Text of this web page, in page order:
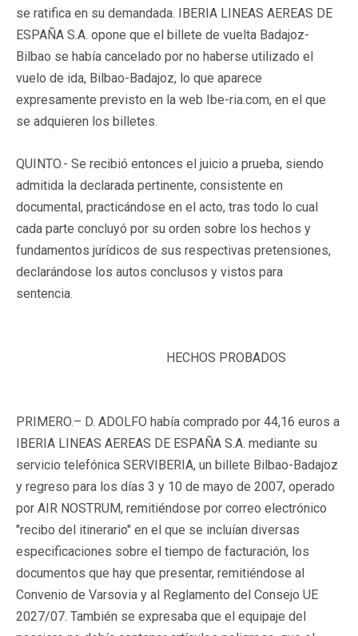
se ratifica en su demandada. IBERIA LINEAS AEREAS DE
ESPAÑA S.A. opone que el billete de vuelta Badajoz-
Bilbao se había cancelado por no haberse utilizado el
vuelo de ida, Bilbao-Badajoz, lo que aparece
expresamente previsto en la web Ibe-ria.com, en el que
se adquieren los billetes.
QUINTO.- Se recibió entonces el juicio a prueba, siendo
admitida la declarada pertinente, consistente en
documental, practicándose en el acto, tras todo lo cual
cada parte concluyó por su orden sobre los hechos y
fundamentos jurídicos de sus respectivas pretensiones,
declarándose los autos conclusos y vistos para
sentencia.
HECHOS PROBADOS
PRIMERO.– D. ADOLFO había comprado por 44,16 euros a
IBERIA LINEAS AEREAS DE ESPAÑA S.A. mediante su
servicio telefónica SERVIBERIA, un billete Bilbao-Badajoz
y regreso para los días 3 y 10 de mayo de 2007, operado
por AIR NOSTRUM, remitiéndose por correo electrónico
"recibo del itinerario" en el que se incluían diversas
especificaciones sobre el tiempo de facturación, los
documentos que hay que presentar, remitiéndose al
Convenio de Varsovia y al Reglamento del Consejo UE
2027/07. También se expresaba que el equipaje del